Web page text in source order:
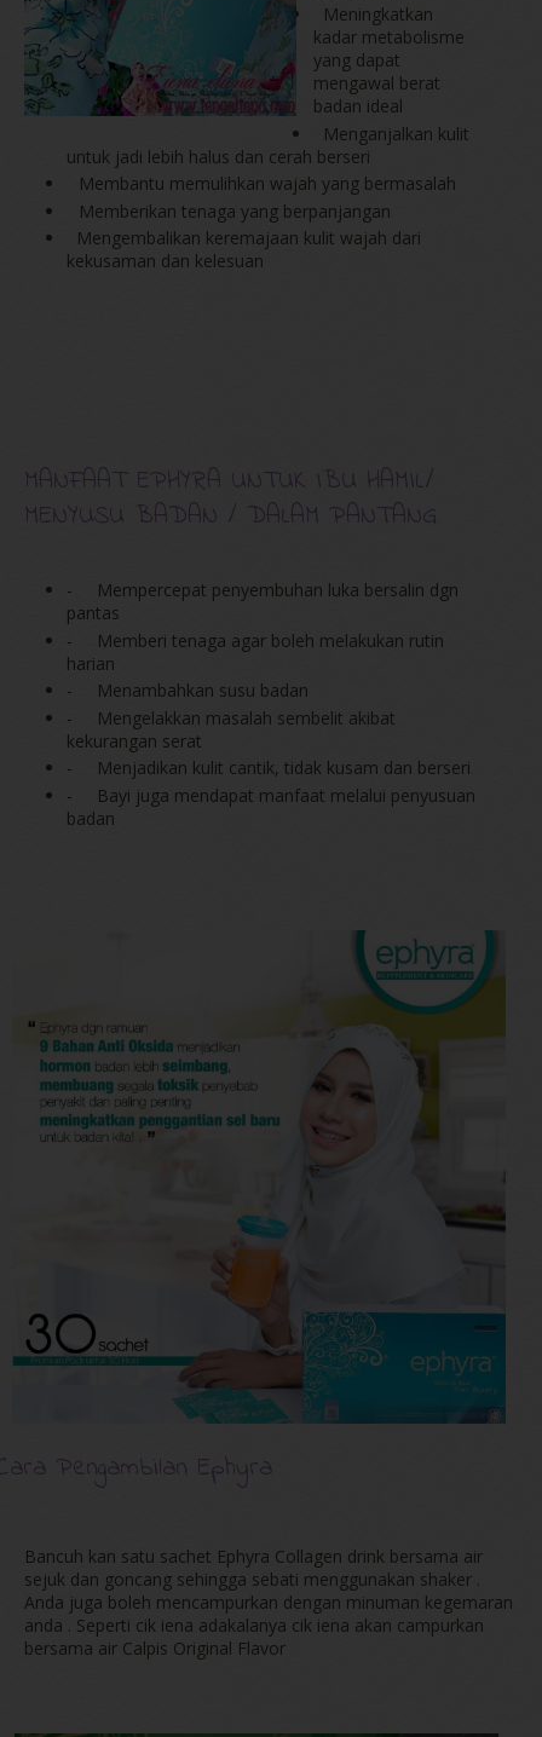
Meningkatkan
kadar metabolisme
yang dapat
mengawal berat
badan ideal
Menganjalkan kulit
untuk jadi lebih halus dan cerah berseri
Membantu memulihkan wajah yang bermasalah
Memberikan tenaga yang berpanjangan
Mengembalikan keremajaan kulit wajah dari
kekusaman dan kelesuan
MANFAAT EPHYRA UNTUK IBU HAMIL/
MENYUSU BADAN / DALAM PANTANG
-
Mempercepat penyembuhan luka bersalin dgn
pantas
-
Memberi tenaga agar boleh melakukan rutin
harian
-
Menambahkan susu badan
-
Mengelakkan masalah sembelit akibat
kekurangan serat
-
Menjadikan kulit cantik, tidak kusam dan berseri
-
Bayi juga mendapat manfaat melalui penyusuan
badan
Pengambilan Ephyra
Bancuh kan satu sachet Ephyra Collagen drink bersama air
sejuk dan goncang sehingga sebati menggunakan shaker .
Anda juga boleh mencampurkan dengan minuman kegemaran
anda . Seperti cik iena adakalanya cik iena akan campurkan
bersama air Calpis Original Flavor